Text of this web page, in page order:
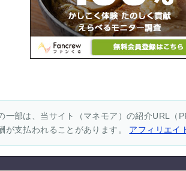
一部は、当サイト（マネモア）の紹介URL（
が支払われることがあります。 アフィリエイ